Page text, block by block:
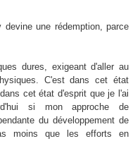
une rédemption, parce
dures, exigeant d'aller au
C'est dans cet état
cet état d'esprit que je l'ai
si mon approche de
du développement de
moins que les efforts en